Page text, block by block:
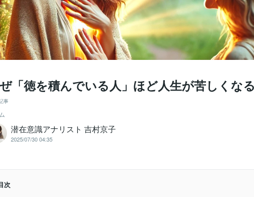
「徳を積んでいる人」ほど人生が苦しくな
事
潜在意識アナリスト 吉村京子
2025/07/30 04:35
次